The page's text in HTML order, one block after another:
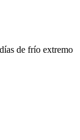
de frío extremo